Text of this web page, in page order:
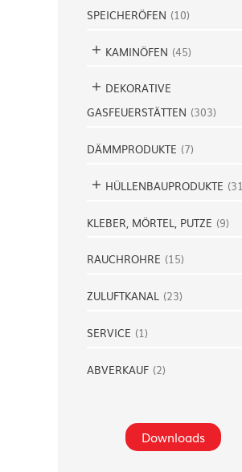
SPEICHERÖFEN (10)
KAMINÖFEN (45)
DEKORATIVE
GASFEUERSTÄTTEN (303)
DÄMMPRODUKTE (7)
HÜLLENBAUPRODUKTE (31
KLEBER, MÖRTEL, PUTZE (9)
RAUCHROHRE (15)
ZULUFTKANAL (23)
SERVICE (1)
ABVERKAUF (2)
Downloads